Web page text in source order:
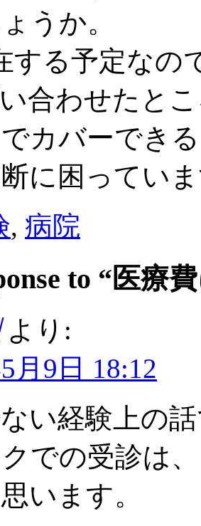
うか。
する予定なの
合わせたと
カバーでき
に困ってい
, 病院
to “医療
より:
月9日 18:12
い経験上の
での受診は
います。